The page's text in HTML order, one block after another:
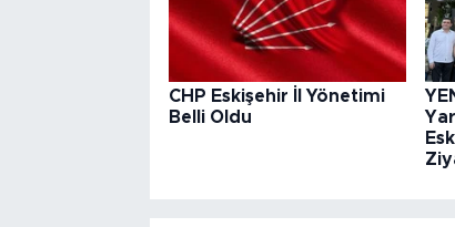
CHP Eskişehir İl Yönetimi
Belli Oldu